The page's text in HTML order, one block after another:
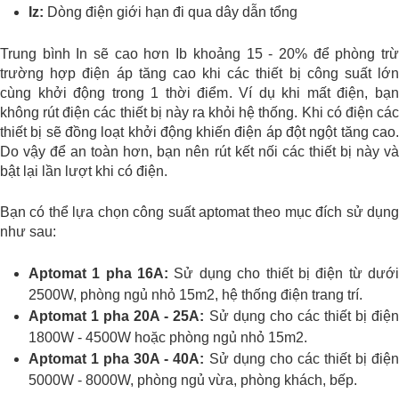
Iz: Dòng điện giới hạn đi qua dây dẫn tổng
Trung bình In sẽ cao hơn Ib khoảng 15 - 20% để phòng trừ
trường hợp điện áp tăng cao khi các thiết bị công suất lớn
cùng khởi động trong 1 thời điểm. Ví dụ khi mất điện, bạn
không rút điện các thiết bị này ra khỏi hệ thống. Khi có điện các
thiết bị sẽ đồng loạt khởi động khiến điện áp đột ngột tăng cao.
Do vậy để an toàn hơn, bạn nên rút kết nối các thiết bị này và
bật lại lần lượt khi có điện.
Bạn có thể lựa chọn công suất aptomat theo mục đích sử dụng
như sau:
Aptomat 1 pha 16A: Sử dụng cho thiết bị điện từ dưới
2500W, phòng ngủ nhỏ 15m2, hệ thống điện trang trí.
Aptomat 1 pha 20A - 25A: Sử dụng cho các thiết bị điện
1800W - 4500W hoặc phòng ngủ nhỏ 15m2.
Aptomat 1 pha 30A - 40A: Sử dụng cho các thiết bị điện
5000W - 8000W, phòng ngủ vừa, phòng khách, bếp.